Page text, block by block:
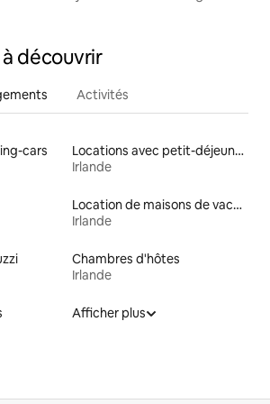
découvrir
Activités
cars
Locations avec petit-déjeuner
Irlande
Location de maisons de vacances
Irlande
Chambres d'hôtes
Irlande
Afficher plus